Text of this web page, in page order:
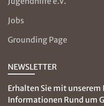
Jobs
Grounding Page
NEWSLETTER
Erhalten Sie mit
Informationen Rund um